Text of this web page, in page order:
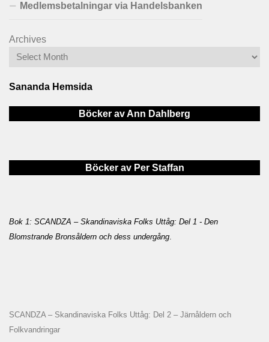
Medlemsbetalningar via Handelsbanken
Archives
Sananda Hemsida
Böcker av Ann Dahlberg
Böcker av Per Staffan
Bok 1: SCANDZA – Skandinaviska Folks Uttåg: Del 1 - Den
Blomstrande Bronsåldern och dess undergång.
SCANDZA – Skandinaviska Folks Uttåg: Del 2 – Järnåldern och
Folkvandringar